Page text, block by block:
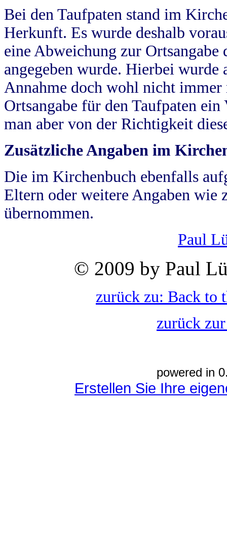
Bei den Taufpaten stand im
Herkunft. Es wurde deshalb
eine Abweichung zur
angegeben wurde. Hierbei wurde
Annahme doch wohl nicht
Ortsangabe für den Taufpaten
man aber von der Richtigkeit
Zusätzliche Angaben im
Die im Kirchenbuch ebenfalls
Eltern oder weitere Angaben wie
übernommen.
Paul
© 2009 by Paul
zurück zu: Back to
zurück
powered in
Erstellen Sie Ihre